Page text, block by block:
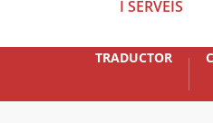
I SERVEIS
TRADUCTOR